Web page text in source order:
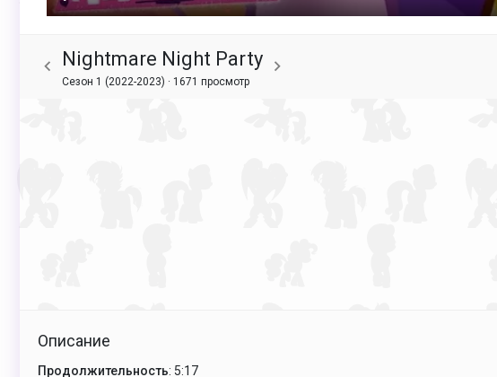
Воспроизвести
Nightmare Night Party
Сезон 1 (2022-2023) · 1671 просмотр
Описание
Продолжительность: 5:17